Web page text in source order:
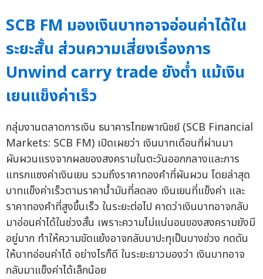
SCB FM มองเงินบาทอาจอ่อนค่าได้ใน
ระยะสั้น ส่วนความเสี่ยงเรื่องการ
Unwind carry trade ยังต่ำ แม้เงิน
เยนแข็งค่าเร็ว
กลุ่มงานตลาดการเงิน ธนาคารไทยพาณิชย์ (SCB Financial
Markets: SCB FM) เปิดเผยว่า เงินบาทเดือนที่ผ่านมา
ผันผวนแรงจากผลของสงครามในตะวันออกกลางและการ
แทรกแซงค่าเงินเยน รวมถึงราคาทองคำที่ผันผวน โดยล่าสุด
บาทแข็งค่าเร็วตามราคาน้ำมันที่ลดลง เงินเยนที่แข็งค่า และ
ราคาทองคำที่สูงขึ้นเร็ว ในระยะต่อไป คาดว่าเงินบาทอาจกลับ
มาอ่อนค่าได้ในช่วงสั้น เพราะความไม่แน่นอนของสงครามยังมี
อยู่มาก ทำให้ความขัดแย้งอาจกลับมาปะทุเป็นบางช่วง กดดัน
ให้บาทอ่อนค่าได้ อย่างไรก็ดี ในระยะยาวมองว่า เงินบาทอาจ
กลับมาแข็งค่าได้เล็กน้อย